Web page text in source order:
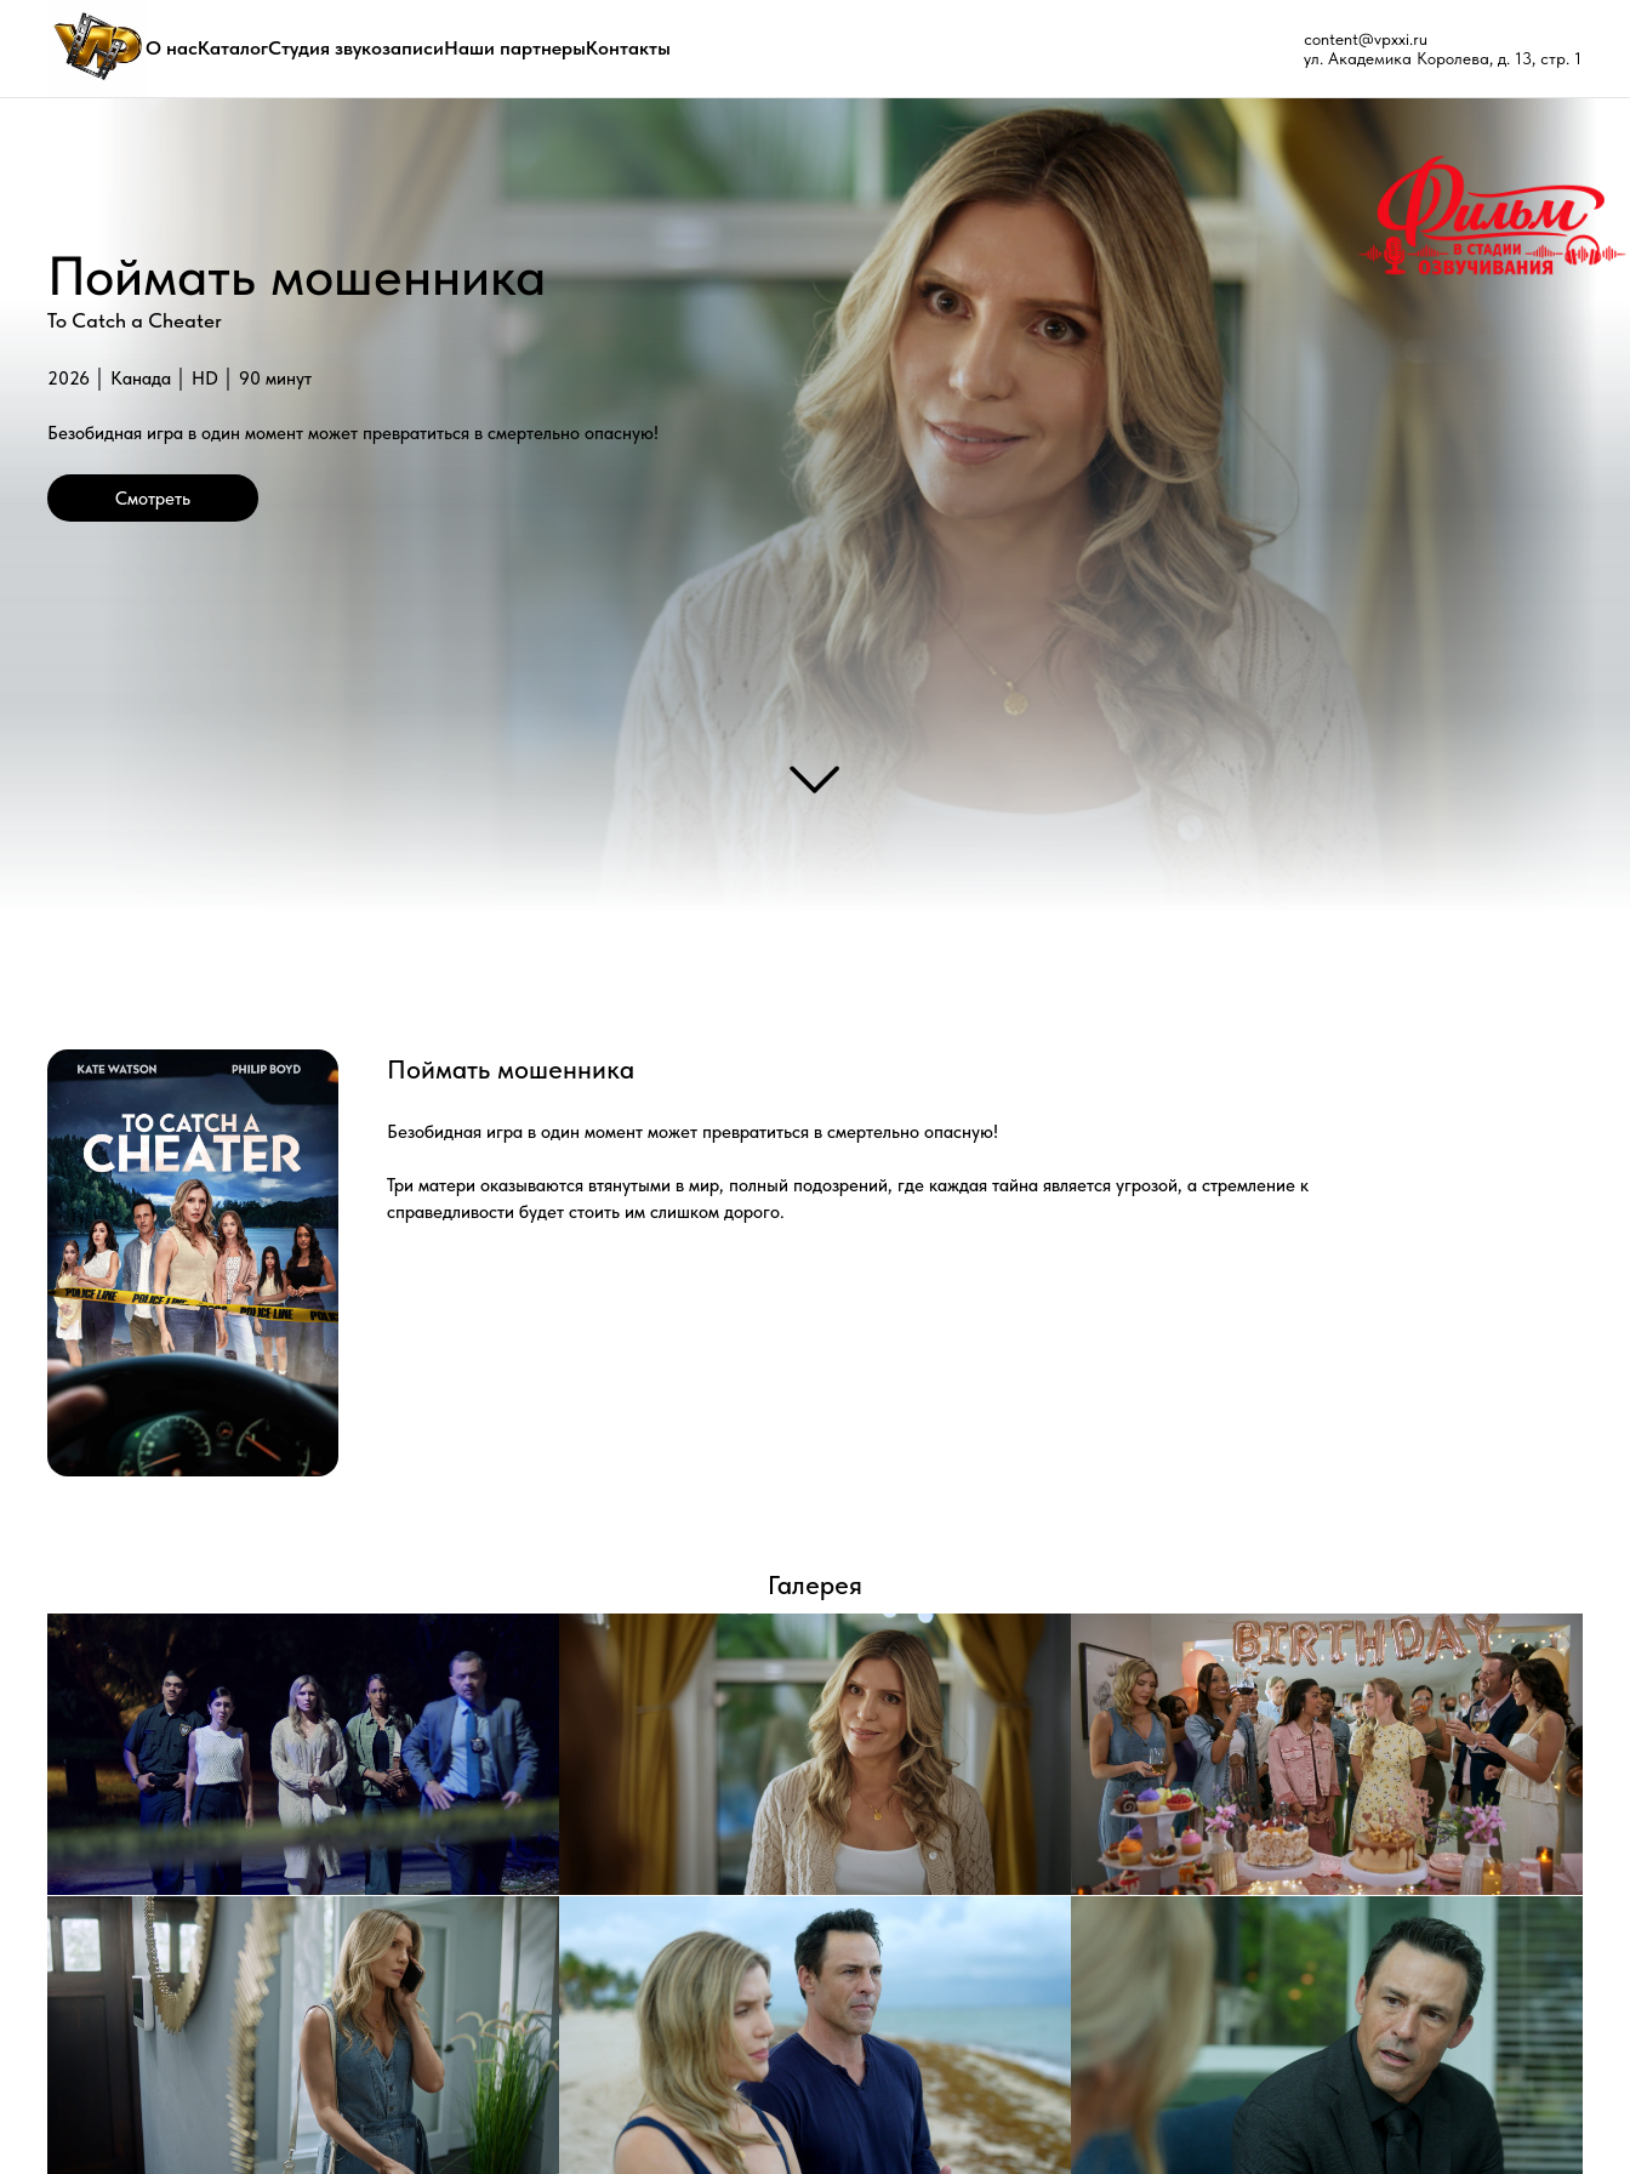
О насКаталогСтудия звукозаписиНаши партнерыКонтакты
content@vpxxi.ru
ул. Академика Королева, д. 13, стр. 1
Поймать мошенника
To Catch a Cheater
Безобидная игра в один момент может превратиться в смертельно опасную!
Смотреть
Три матери оказываются втянутыми в мир, полный подозрений, где каждая тайна является угрозой, а стремление к
справедливости будет стоить им слишком дорого.